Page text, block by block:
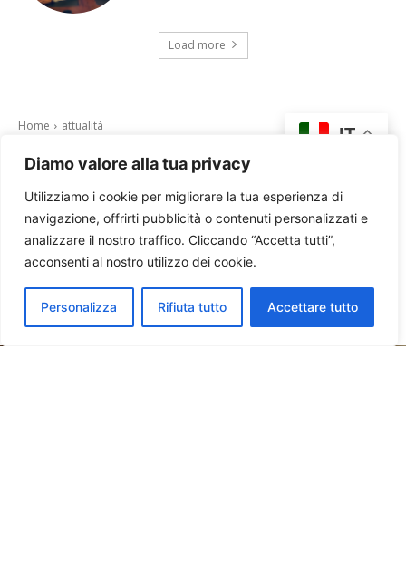
Diamo valore alla tua privacy
Utilizziamo i cookie per migliorare la tua esperienza di
navigazione, offrirti pubblicità o contenuti personalizzati e
analizzare il nostro traffico. Cliccando “Accetta tutti”,
acconsenti al nostro utilizzo dei cookie.
Personalizza Rifiuta tutto Accettare tutto
Load more